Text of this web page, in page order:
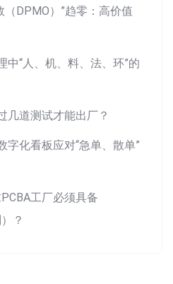
（DPMO）”趋零：高价值
中“人、机、料、法、环”的
几道测试才能出厂？
字化看板应对“急单、散单”
工厂必须具备
？